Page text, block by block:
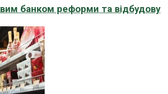
банком реформи та відбудову